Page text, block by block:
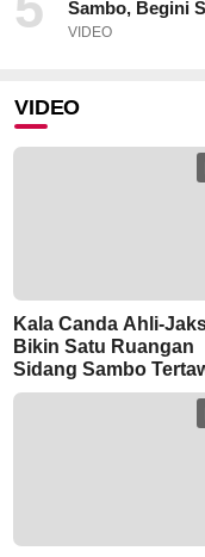
Sambo, Begini
VIDEO
VIDEO
Kala Canda Ahli-
Bikin Satu Ruangan
Sidang Sambo